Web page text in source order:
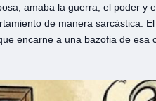
amaba la guerra, el poder y
de manera sarcástica.
encarne a una bazofia de esa